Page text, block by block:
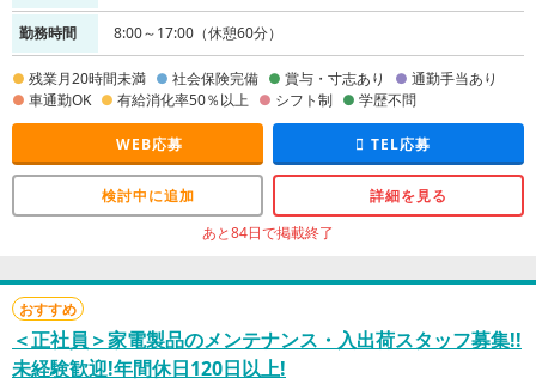
勤務時間 8:00～17:00（休憩60分）
残業月20時間未満 社会保険完備 賞与・寸志あり
通勤手当あり
車通勤OK
有給消化率50％以上 シフト制 学歴不問
WEB応募 TEL応募
検討中に追加
詳細を見る
あと84日で掲載終了
おすすめ
＜正社員＞家電製品のメンテナンス・入出荷スタッフ募集!!
未経験歓迎!年間休日120日以上!